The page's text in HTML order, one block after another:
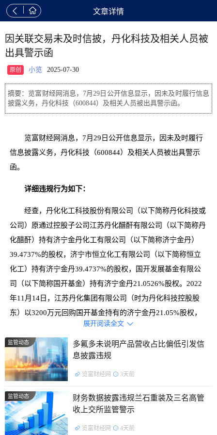
  文章详情
因关联交易未及时信披，丹化科技及相关人员被
出具警示函
原创 小览 2025-07-30
摘要：览富财经网消息，7月29日公开信息显示，因未及时履行信息
披露义务，丹化科技（600844）及相关人员被出具警示函。
览富财经网消息，7月29日公开信息显示，因未及时履行
信息披露义务，丹化科技（600844）及相关人员被出具警示
函。
详细违规行为如下：
经查，丹化化工科技股份有限公司（以下简称丹化科技或
公司）原通过控股子公司江苏丹化醋酐有限公司（以下简称丹
化醋酐）持有济宁金丹化工有限公司（以下简称济宁金丹）
39.4737%的股权，济宁市恒立化工有限公司（以下简称恒立
化工）持有济宁金丹39.4737%的股权，国开发展基金有限公
司（以下简称国开基金）持有济宁金丹21.0526%股权。2022
年11月14日，江苏丹化集团有限公司（时为丹化科技控股股
东）以3200万元回购国开基金持有的济宁金丹21.05%股权，
济宁金丹其他两名股东丹化醋酐、恒立化工放弃优先购买权。
丹化醋酐放弃优先购买权构成关联交易，金额占最近一期经审
计净资产绝对值的1.30%，但公司未及时履行信息披露义务。
迟至2025年4月11日才披露董事会决议，对上述交易予以追
处罚决定如下：
对丹化化工科技股份有限公司及时任董事长李国方、时任
展开阅读全文 
监管动态
多氟多未说明产品营收占比偏低引发信
息披露违规
览富财经网 3天前
监管动态
财务数据披露违规兰石重装及三名高管
收上交所监管警示
览富财经网 4天前